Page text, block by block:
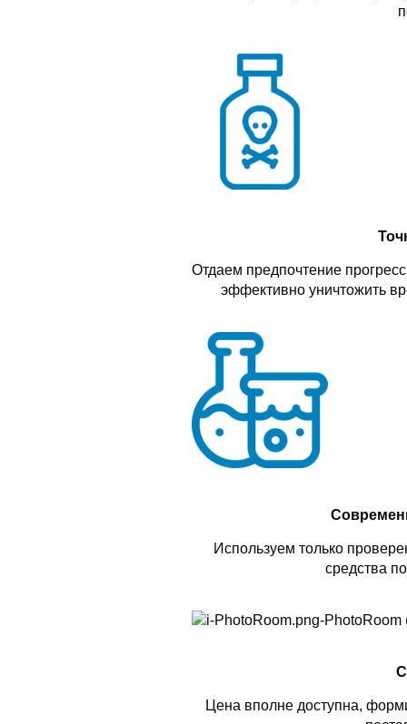
Отдаем предпочтение
эффективно уничтожить
Используем только
средства
Цена вполне доступна,